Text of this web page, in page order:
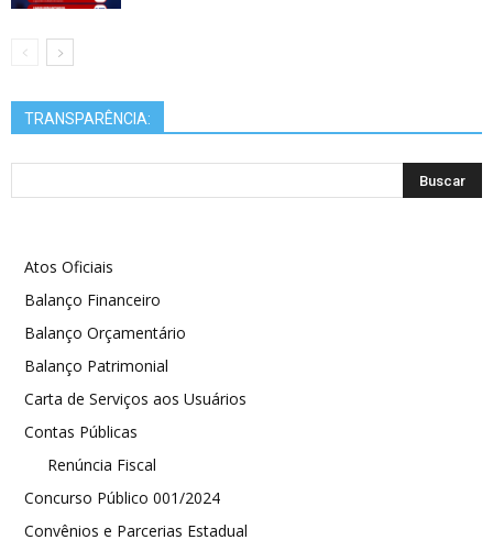
TRANSPARÊNCIA:
Atos Oficiais
Balanço Financeiro
Balanço Orçamentário
Balanço Patrimonial
Carta de Serviços aos Usuários
Contas Públicas
Renúncia Fiscal
Concurso Público 001/2024
Convênios e Parcerias Estadual